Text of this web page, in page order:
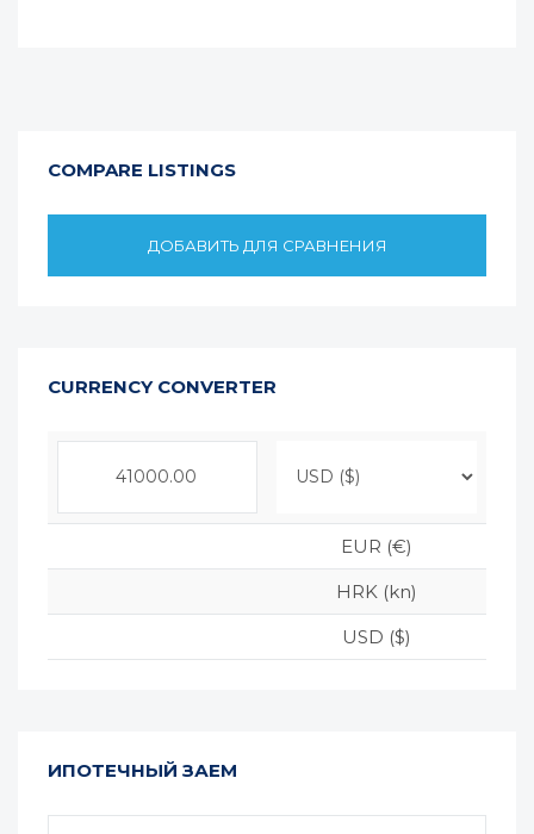
COMPARE LISTINGS
ДОБАВИТЬ ДЛЯ СРАВНЕНИЯ
CURRENCY CONVERTER
EUR (€)
HRK (kn)
USD ($)
ИПОТЕЧНЫЙ ЗАЕМ